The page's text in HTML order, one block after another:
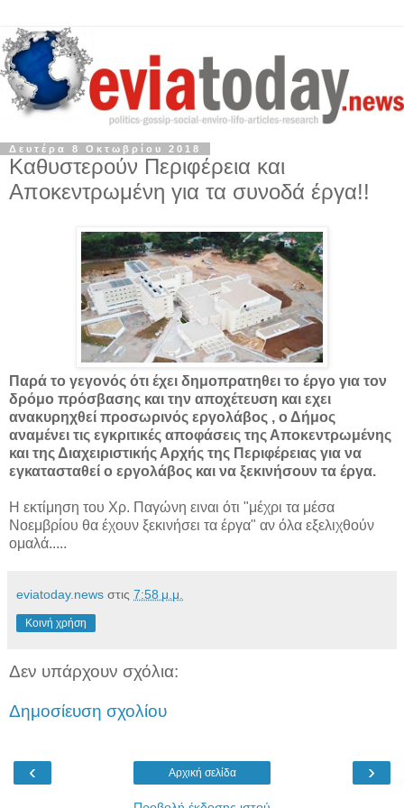
Δευτέρα 8 Οκτωβρίου 2018
Καθυστερούν Περιφέρεια και
Αποκεντρωμένη για τα συνοδά έργα!!
Παρά το γεγονός ότι έχει δημοπρατηθει το έργο για τον
δρόμο πρόσβασης και την αποχέτευση και εχει
ανακυρηχθεί προσωρινός εργολάβος , ο Δήμος
αναμένει τις εγκριτικές αποφάσεις της Αποκεντρωμένης
και της Διαχειριστικής Αρχής της Περιφέρειας για να
εγκατασταθεί ο εργολάβος και να ξεκινήσουν τα έργα.
Η εκτίμηση του Χρ. Παγώνη ειναι ότι "μέχρι τα μέσα
Νοεμβρίου θα έχουν ξεκινήσει τα έργα" αν όλα εξελιχθούν
ομαλά.....
eviatoday.news στις 7:58 μ.μ.
Κοινή χρήση
Δεν υπάρχουν σχόλια:
Δημοσίευση σχολίου
‹ ›
Αρχική σελίδα